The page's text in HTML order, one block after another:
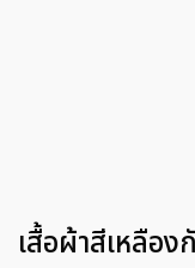
เสื้อผ้าสีเหลือ